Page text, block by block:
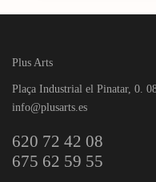
Plus Arts
Plaça Industrial el Pinatar, 0.
info@plusarts.es
620 72 42 08
675 62 59 55